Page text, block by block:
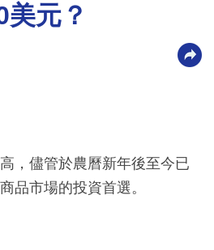
美元？
，儘管於農曆新年後至今已
品市場的投資首選。